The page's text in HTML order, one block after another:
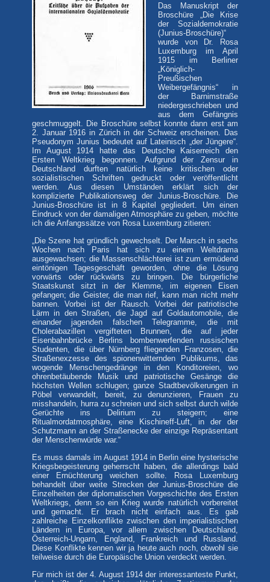
Das Manuskript der
Broschüre „Die Krise
der Sozialdemokratie
(Junius-Broschüre)“
wurde von Dr. Rosa
Luxemburg im April
1915 im Berliner
„Königlich-
Preußischen
Weibergefängnis“ in
der Barnimstraße
niedergeschrieben und
aus dem Gefängnis
geschmuggelt. Die Broschüre selbst konnte dann erst am
2. Januar 1916 in Zürich in der Schweiz erscheinen. Das
Pseudonym Junius bedeutet auf Lateinisch „der Jüngere“.
Im August 1914 hatte das Deutsche Kaiserreich den
Ersten Weltkrieg begonnen. Aufgrund der Zensur in
Deutschland durften natürlich keine kritischen oder
sozialistischen Schriften gedruckt oder veröffentlicht
werden. Aus diesen Umständen erklärt sich der
komplizierte Publikationsweg der Junius-Broschüre. Die
Junius-Broschüre ist in 8 Kapitel gegliedert. Um einen
Eindruck von der damaligen Atmosphäre zu geben, möchte
ich die Anfangssätze von Rosa Luxemburg zitieren:
„Die Szene hat gründlich gewechselt. Der Marsch in sechs
Wochen nach Paris hat sich zu einem Weltdrama
ausgewachsen; die Massenschlächterei ist zum ermüdend
eintönigen Tagesgeschäft geworden, ohne die Lösung
vorwärts oder rückwärts zu bringen. Die bürgerliche
Staatskunst sitzt in der Klemme, im eigenen Eisen
gefangen; die Geister, die man rief, kann man nicht mehr
bannen. Vorbei ist der Rausch. Vorbei der patriotische
Lärm in den Straßen, die Jagd auf Goldautomobile, die
einander jagenden falschen Telegramme, die mit
Cholerabazillen vergifteten Brunnen, die auf jeder
Eisenbahnbrücke Berlins bombenwerfenden russischen
Studenten, die über Nürnberg fliegenden Franzosen, die
Straßenexzesse des spionenwitternden Publikums, das
wogende Menschengedränge in den Konditoreien, wo
ohrenbetäubende Musik und patriotische Gesänge die
höchsten Wellen schlugen; ganze Stadtbevölkerungen in
Pöbel verwandelt, bereit, zu denunzieren, Frauen zu
misshandeln, hurra zu schreien und sich selbst durch wilde
Gerüchte ins Delirium zu steigern; eine
Ritualmordatmosphäre, eine Kischineff-Luft, in der der
Schutzmann an der Straßenecke der einzige Repräsentant
der Menschenwürde war.“
Es muss damals im August 1914 in Berlin eine hysterische
Kriegsbegeisterung geherrscht haben, die allerdings bald
einer Ernüchterung weichen sollte. Rosa Luxemburg
behandelt über weite Strecken der Junius-Broschüre die
Einzelheiten der diplomatischen Vorgeschichte des Ersten
Weltkriegs, denn so ein Krieg wurde natürlich vorbereitet
und gemacht. Er brach nicht einfach aus. Es gab
zahlreiche Einzelkonflikte zwischen den imperialistischen
Ländern in Europa, vor allem zwischen Deutschland,
Österreich-Ungarn, England, Frankreich und Russland.
Diese Konflikte kennen wir ja heute auch noch, obwohl sie
teilweise durch die Europäische Union verdeckt werden.
Für mich ist der 4. August 1914 der interessanteste Punkt,